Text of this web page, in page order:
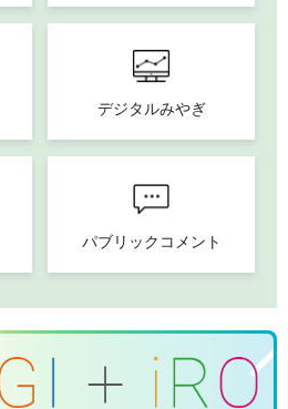
デジタルみやぎ
パブリックコメント